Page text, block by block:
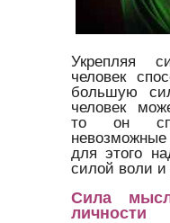
Укрепляя
человек
большую
человек
то он
невозможные
для этого
силой воли и
Сила
личности